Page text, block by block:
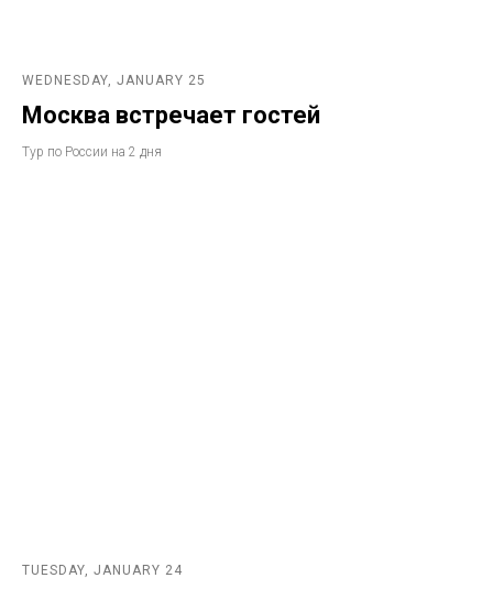
WEDNESDAY, JANUARY 25
Москва встречает гостей
Тур по России на 2 дня
TUESDAY, JANUARY 24